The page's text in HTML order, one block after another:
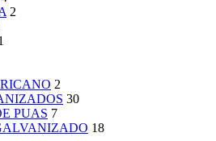
2
2
30
PUAS 7
18